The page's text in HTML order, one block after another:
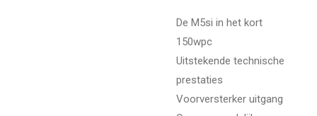
De M5si in het kort
150wpc
Uitstekende technische
prestaties
Voorversterker uitgang